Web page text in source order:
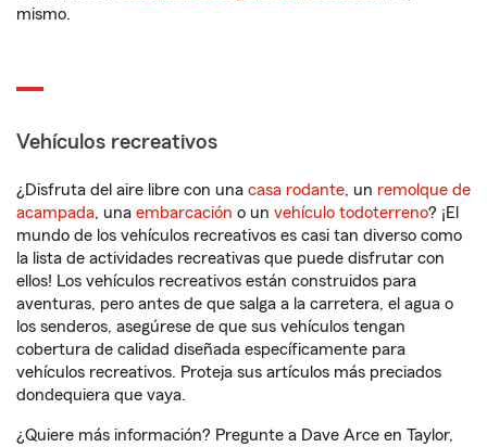
mismo.
Vehículos recreativos
¿Disfruta del aire libre con una casa rodante, un remolque de
acampada, una embarcación o un vehículo todoterreno? ¡El
mundo de los vehículos recreativos es casi tan diverso como
la lista de actividades recreativas que puede disfrutar con
ellos! Los vehículos recreativos están construidos para
aventuras, pero antes de que salga a la carretera, el agua o
los senderos, asegúrese de que sus vehículos tengan
cobertura de calidad diseñada específicamente para
vehículos recreativos. Proteja sus artículos más preciados
dondequiera que vaya.
¿Quiere más información? Pregunte a Dave Arce en Taylor,